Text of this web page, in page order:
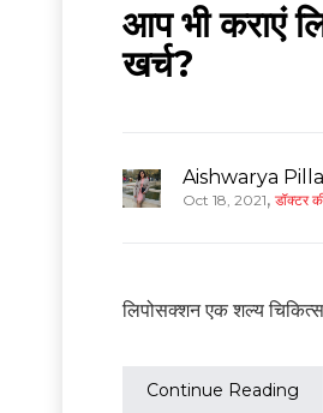
आप भी कराएं
खर्च?
Aishwarya
Oct 18, 2021, डॉक्टर
लिपोसक्शन एक शल्य
Continue Reading